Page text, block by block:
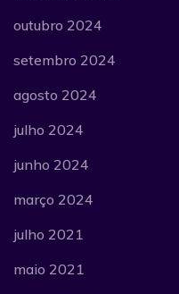
outubro 2024
setembro 2024
agosto 2024
julho 2024
junho 2024
março 2024
julho 2021
maio 2021